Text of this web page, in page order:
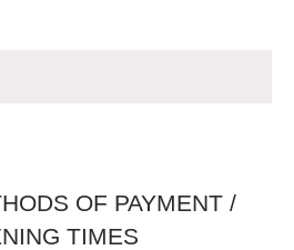
OF PAYMENT /
TIMES